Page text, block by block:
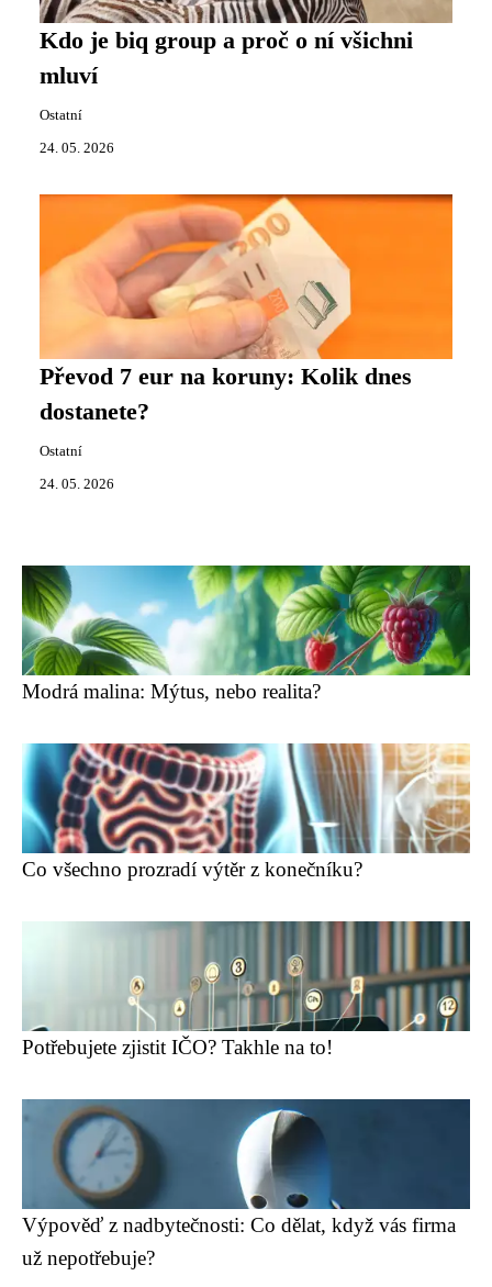
Kdo je biq group a proč o ní všichni
mluví
Ostatní
24. 05. 2026
Převod 7 eur na koruny: Kolik dnes
dostanete?
Ostatní
24. 05. 2026
Modrá malina: Mýtus, nebo realita?
Co všechno prozradí výtěr z konečníku?
Potřebujete zjistit IČO? Takhle na to!
Výpověď z nadbytečnosti: Co dělat, když vás firma
už nepotřebuje?